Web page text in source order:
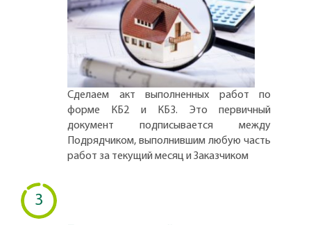
Сделаем акт выполненных работ по
форме КБ2 и КБ3. Это первичный
документ подписывается между
Подрядчиком, выполнившим любую часть
работ за текущий месяц и Заказчиком
3